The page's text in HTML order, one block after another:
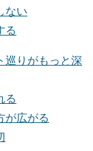
ない
る
巡りがもっと深
る
が広がる